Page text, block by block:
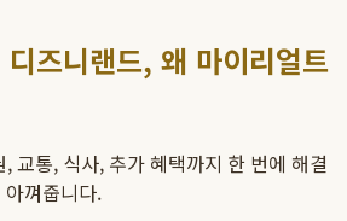
즈니랜드, 왜 마이리얼트
, 교통, 식사, 추가 혜택까지 한 번에 해결
껴줍니다.